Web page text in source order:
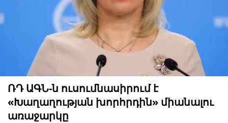
ՌԴ ԱԳՆ-ն ուսումնասիրում է
«Խաղաղության խորհրդին» միանալու
առաջարկը